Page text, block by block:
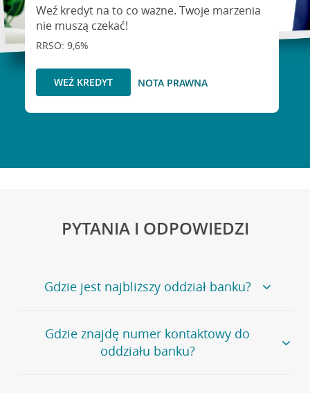
Weź kredyt na to co ważne. Twoje marzenia
nie muszą czekać!
RRSO: 9,6%
WEŹ KREDYT NOTA PRAWNA
PYTANIA I ODPOWIEDZI
Gdzie jest najbliższy oddział banku?
Jeśli szukasz oddziału naszego banku, zapraszamy na
stronęPlacówki i bankomaty, na której znajduje się
wygodna wyszukiwarka.
Gdzie znajdę numer kontaktowy do
oddziału banku?